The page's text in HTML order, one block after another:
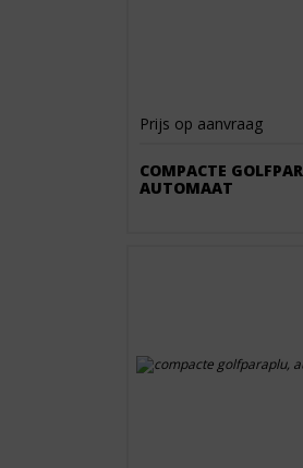
Prijs op aanvraag
COMPACTE
AUTOMAAT